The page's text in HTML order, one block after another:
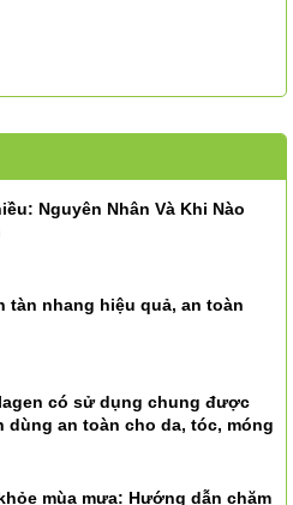
Nguyên Nhân Và Khi Nào
tàn nhang hiệu quả, an toàn
có sử dụng chung được
dùng an toàn cho da, tóc, móng
mùa mưa: Hướng dẫn chăm